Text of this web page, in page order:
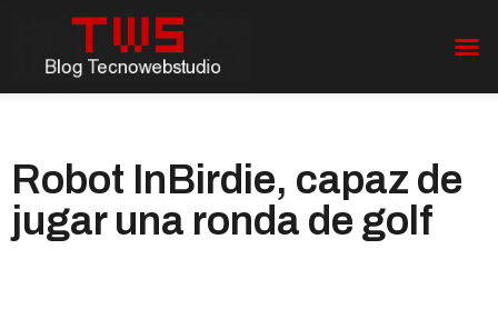
Robot InBirdie, capaz de
jugar una ronda de golf